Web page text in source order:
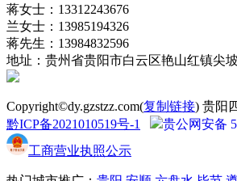
蒋女士：13312243676
兰女士：13985194326
蒋先生：13984832596
地址：贵州省贵阳市白云区艳山红镇尖
Copyright©dy.gzstzz.com(复制链接) 贵阳
黔ICP备2021010519号-1
贵公网安备
工商营业执照公示